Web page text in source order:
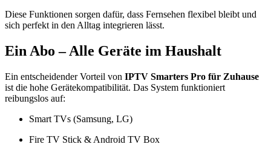
Diese Funktionen sorgen dafür, dass Fernsehen flexibel bleibt und
sich perfekt in den Alltag integrieren lässt.
Ein Abo – Alle Geräte im Haushalt
Ein entscheidender Vorteil von IPTV Smarters Pro für Zuhause
ist die hohe Gerätekompatibilität. Das System funktioniert
reibungslos auf:
Smart TVs (Samsung, LG)
Fire TV Stick & Android TV Box